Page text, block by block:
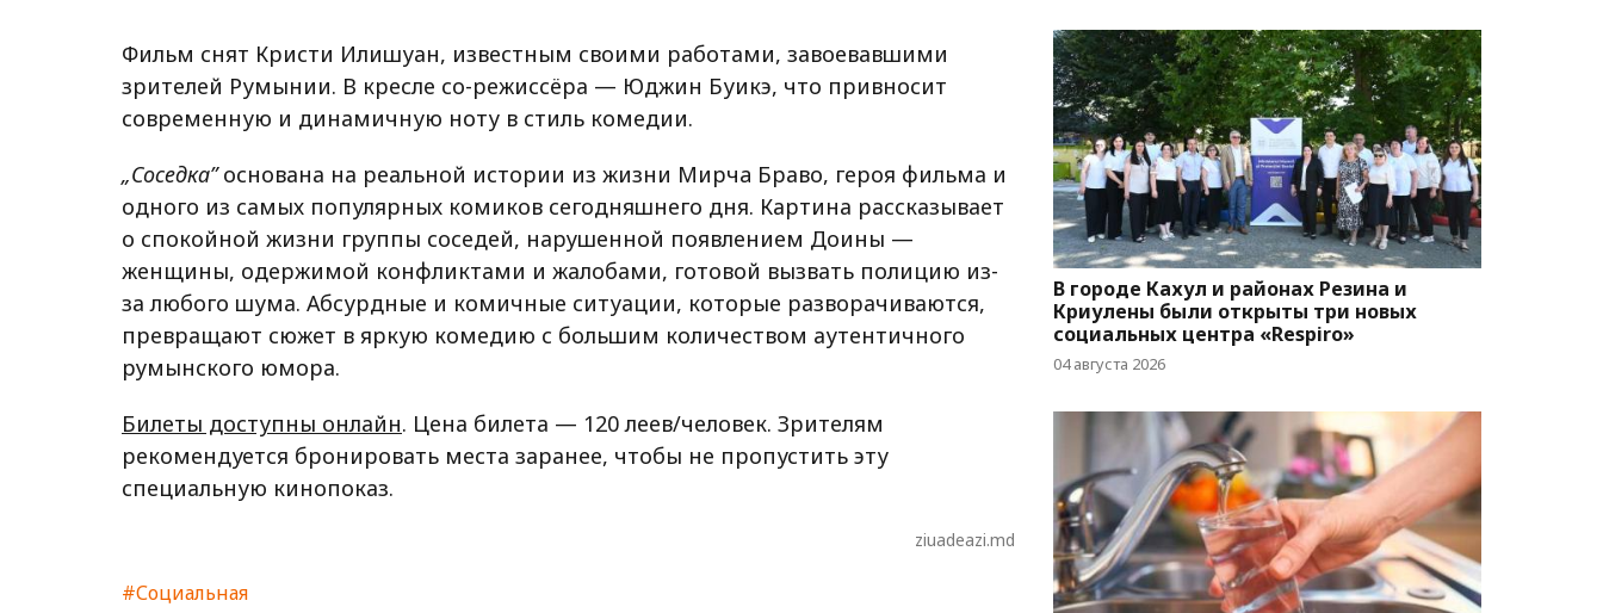
Фильм снят Кристи Илишуан, известным своими работами, завоевавшими
зрителей Румынии. В кресле со-режиссёра — Юджин Буикэ, что привносит
современную и динамичную ноту в стиль комедии.
„Соседка”основана на реальной истории из жизни Мирчa Браво, героя фильма и
одного из самых популярных комиков сегодняшнего дня. Картина рассказывает
о спокойной жизни группы соседей, нарушенной появлением Доины —
женщины, одержимой конфликтами и жалобами, готовой вызвать полицию из-
за любого шума. Абсурдные и комичные ситуации, которые разворачиваются,
превращают сюжет в яркую комедию с большим количеством аутентичного
румынского юмора.
Билеты доступны онлайн. Цена билета — 120 леев/человек. Зрителям
рекомендуется бронировать места заранее, чтобы не пропустить эту
специальную кинопоказ.
ziuadeazi.md
#Социальная
В городе Кахул и районах Резина и
Криулены были открыты три новых
социальных центра «Respiro»
04 августа 2026